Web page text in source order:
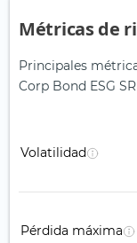
Métricas de
Principales
Corp Bond ESG
Volatilidad
Pérdida máxima